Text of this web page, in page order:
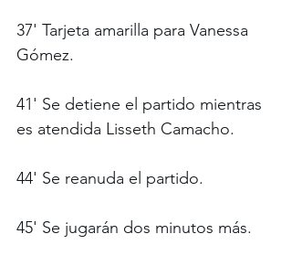
37' Tarjeta amarilla para Vanessa
Gómez.
41' Se detiene el partido mientras
es atendida Lisseth Camacho.
44' Se reanuda el partido.
45' Se jugarán dos minutos más.